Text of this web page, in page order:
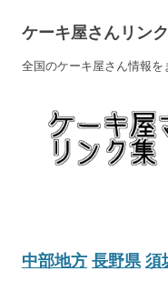
ケーキ屋さんリン
全国のケーキ屋さん情報を
中部地方 長野県 須